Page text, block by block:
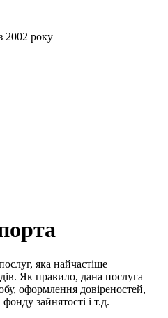
2002 року
яка найчастіше
Як правило, дана послуга
оформлення довіреностей,
зайнятості і т.д.